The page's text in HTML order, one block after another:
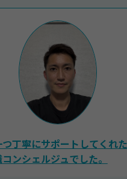
丁寧にサポートしてくれ
ンシェルジュでした。